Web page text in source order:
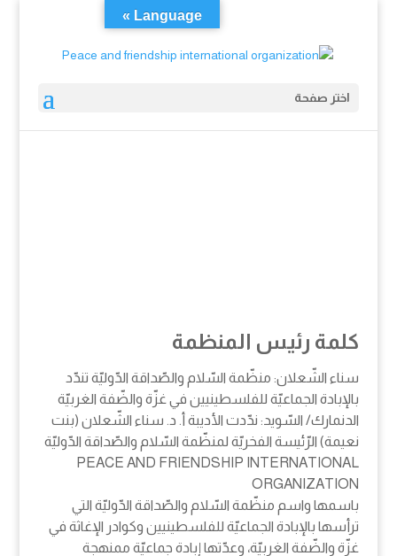
اختر صفحة
كلمة رئيس المنظمة
سناء الشّعلان: منظّمة السّلام والصّداقة الدّوليّة تندّد
بالإبادة الجماعيّة للفلسطينيين في غزّة والضّفة الغربيّة
الدنمارك/ السّويد: ندّدت الأديبة أ. د. سناء الشّعلان (بنت
نعيمة) الرّئيسة الفخريّة لمنظّمة السّلام والصّداقة الدّوليّة
PEACE AND FRIENDSHIP INTERNATIONAL
ORGANIZATION
باسمها واسم منظّمة السّلام والصّداقة الدّوليّة التي
ترأسها بالإبادة الجماعيّة للفلسطينيين وكوادر الإغاثة في
غزّة والضّفة الغربيّة، وعدّتها إبادة جماعيّة ممنهجة
Language »